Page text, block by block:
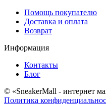
Помощь покупателю
Доставка и оплата
Возврат
Информация
Контакты
Блог
© «SneakerMall - интернет
Политика